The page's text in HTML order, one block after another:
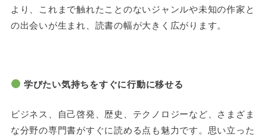
より、これまで触れたことのないジャンルや未知の作家と
の出会いが生まれ、読書の幅が大きく広がります。
学びたい気持ちをすぐに行動に移せる
ビジネス、自己啓発、歴史、テクノロジーなど、さまざま
な分野の専門書がすぐに読める点も魅力です。思い立った